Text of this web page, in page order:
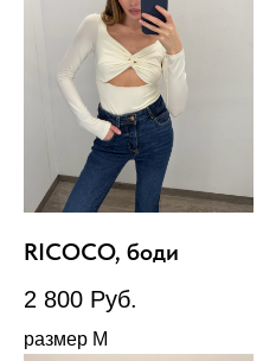
RICOCO, боди
2 800 Руб.
размер М